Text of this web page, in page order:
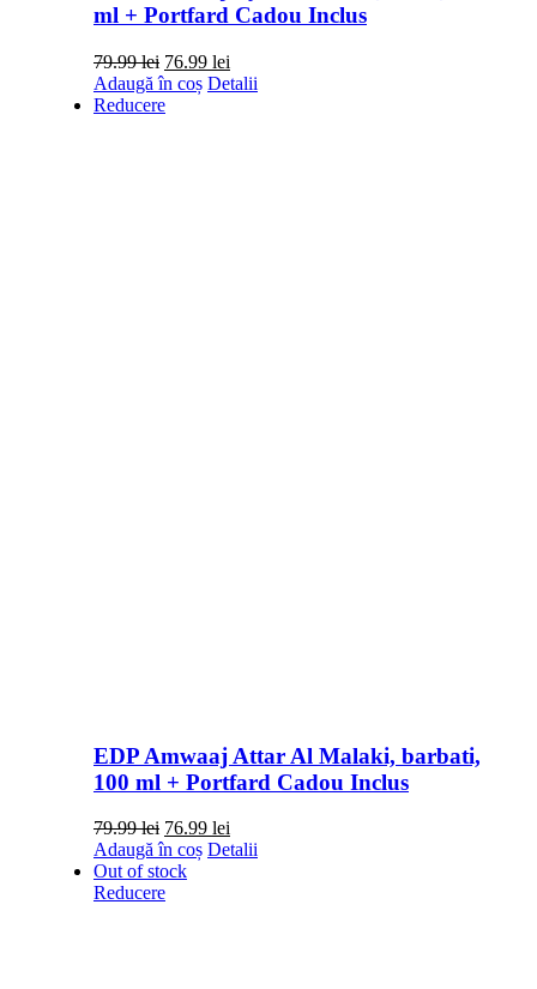
ml + Portfard Cadou Inclus
79.99lei Prețul
inițial
a
76.99 leiPrețul
curent
Adaugă în coș Detalii
Reducere
EDP Amwaaj Attar Al Malaki, barbati,
100 ml + Portfard Cadou Inclus
79.99lei Prețul
inițial
a
fost:
76.99 leiPrețul
curent
Adaugă în coș Detalii
Out of stock
Reducere